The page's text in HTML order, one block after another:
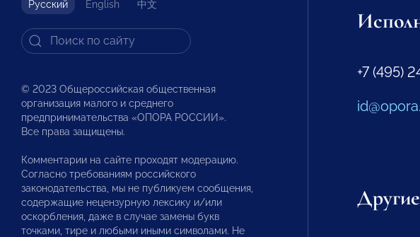
Русский English 中文
© 2023 Общероссийская общественная
организация малого и среднего
предпринимательства «ОПОРА РОССИИ».
Все права защищены.
Комментарии на сайте проходят модерацию.
Согласно требованиям российского
законодательства, мы не публикуем сообщения,
содержащие нецензурную лексику и/или
оскорбления, даже в случае замены букв
точками, тире и любыми иными символами. Не
+7 (495)